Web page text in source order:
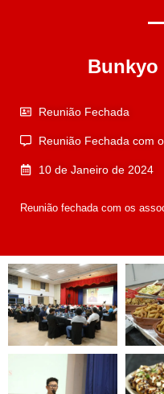
Bunkyo
Reunião Fechada
Reunião Fechada com
10 de Janeiro de 2024
Reunião fechada com os